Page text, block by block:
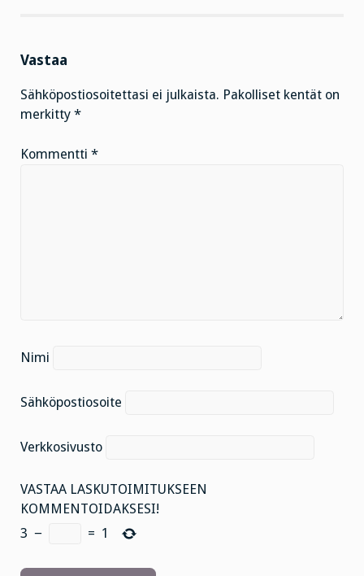
Vastaa
Sähköpostiosoitettasi ei julkaista. Pakolliset kentät on
merkitty *
Kommentti *
Nimi
Sähköpostiosoite
Verkkosivusto
VASTAA LASKUTOIMITUKSEEN
KOMMENTOIDAKSESI!
3 − = 1